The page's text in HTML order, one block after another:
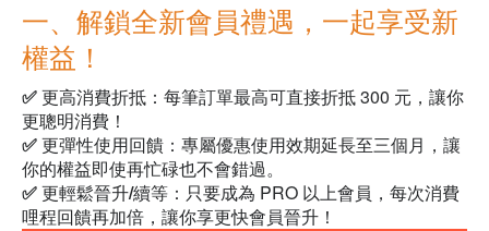
一、解鎖全新會員禮遇，一起享受新
權益！
✅ 更高消費折抵： 每筆訂單最高可直接折抵 300 元，讓你
更聰明消費！
✅ 更彈性使用回饋： 專屬優惠使用效期延長至三個月，讓
你的權益即使再忙碌也不會錯過。
✅ 更輕鬆晉升/續等： 只要成為 PRO 以上會員，每次消費
哩程回饋再加倍，讓你享更快會員晉升！